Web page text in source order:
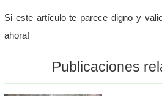
Si este artículo te parece digno y
ahora!
Publicaciones